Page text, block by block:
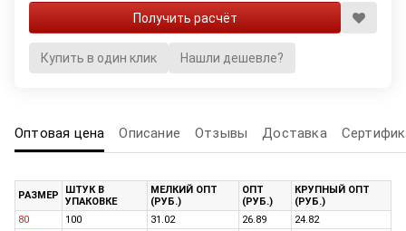
Купить в один клик Нашли дешевле?
Оптовая цена Описание Отзывы Доставка
РАЗМЕР
ШТУК В
УПАКОВКЕ
МЕЛКИЙ ОПТ
(РУБ.)
ОПТ
(РУБ.)
КРУПНЫЙ ОПТ
(РУБ.)
80
100 31.02 26.89
24.82